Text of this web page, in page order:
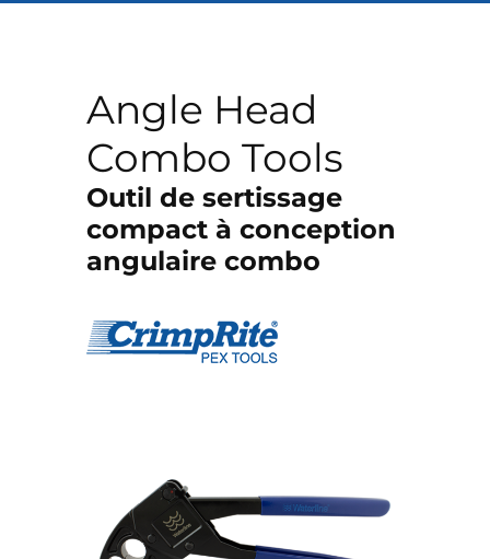
Angle Head
Combo Tools
Outil de sertissage
compact à conception
angulaire combo